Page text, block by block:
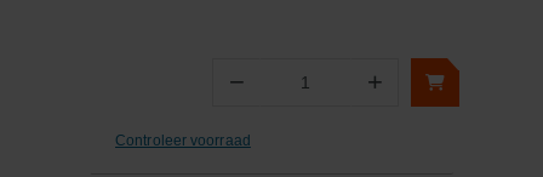
− Aantal +
Controleer voorraad